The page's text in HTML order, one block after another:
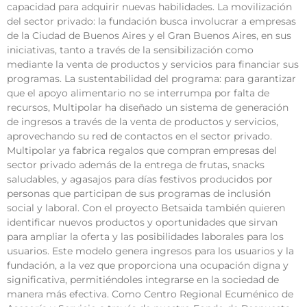
capacidad para adquirir nuevas habilidades. La movilización
del sector privado: la fundación busca involucrar a empresas
de la Ciudad de Buenos Aires y el Gran Buenos Aires, en sus
iniciativas, tanto a través de la sensibilización como
mediante la venta de productos y servicios para financiar sus
programas. La sustentabilidad del programa: para garantizar
que el apoyo alimentario no se interrumpa por falta de
recursos, Multipolar ha diseñado un sistema de generación
de ingresos a través de la venta de productos y servicios,
aprovechando su red de contactos en el sector privado.
Multipolar ya fabrica regalos que compran empresas del
sector privado además de la entrega de frutas, snacks
saludables, y agasajos para días festivos producidos por
personas que participan de sus programas de inclusión
social y laboral. Con el proyecto Betsaida también quieren
identificar nuevos productos y oportunidades que sirvan
para ampliar la oferta y las posibilidades laborales para los
usuarios. Este modelo genera ingresos para los usuarios y la
fundación, a la vez que proporciona una ocupación digna y
significativa, permitiéndoles integrarse en la sociedad de
manera más efectiva. Como Centro Regional Ecuménico de